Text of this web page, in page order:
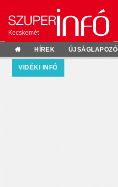
Kecskemét
HÍREK ÚJSÁGLAPOZÓ
VIDÉKI INFÓ